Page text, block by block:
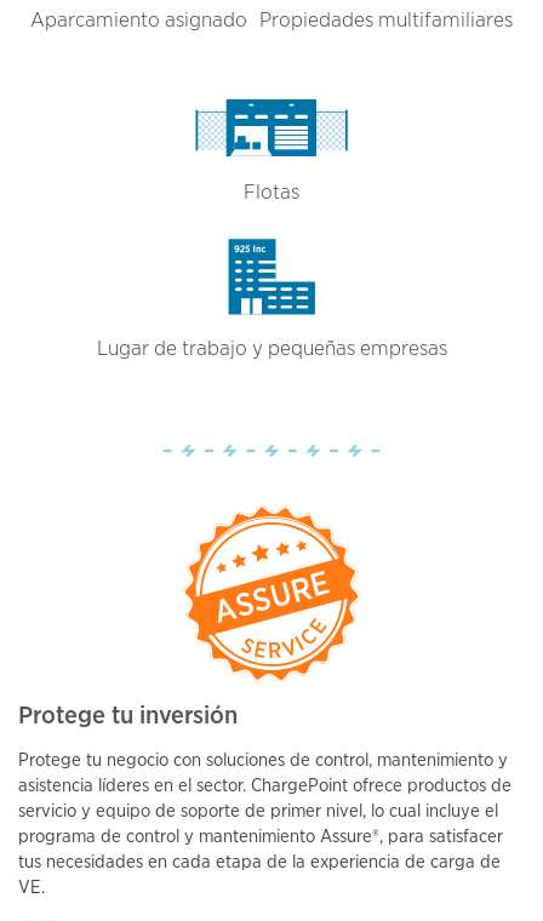
Aparcamiento asignado Propiedades multifamiliares
Flotas
Lugar de trabajo y pequeñas empresas
Protege tu inversión
Protege tu negocio con soluciones de control, mantenimiento y
asistencia líderes en el sector. ChargePoint ofrece productos de
servicio y equipo de soporte de primer nivel, lo cual incluye el
programa de control y mantenimiento Assure®, para satisfacer
tus necesidades en cada etapa de la experiencia de carga de
VE.